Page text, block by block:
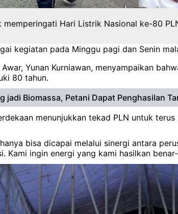
Hari Listrik Nasional ke-80
kegiatan pada Minggu pagi dan Senin
Yunan Kurniawan, menyampaikan
80 tahun.
jadi Biomassa, Petani Dapat Penghasilan
menunjukkan tekad PLN untuk
bisa dicapai melalui sinergi antara
ingin energi yang kami hasilkan